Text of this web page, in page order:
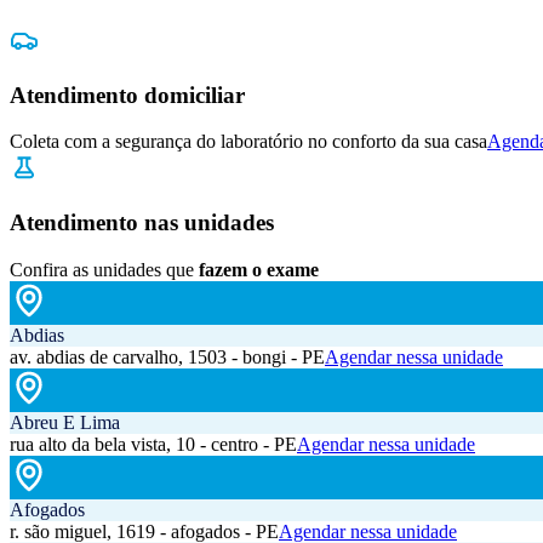
Atendimento domiciliar
Coleta com a segurança do laboratório no conforto da sua casa
Atendimento nas unidades
Confira as unidades que fazem o exame
Abdias
av. abdias de carvalho, 1503 - bongi - PEAgendar nessa unidade
Abreu E Lima
rua alto da bela vista, 10 - centro - PEAgendar nessa unidade
Afogados
r. são miguel, 1619 - afogados - PEAgendar nessa unidade